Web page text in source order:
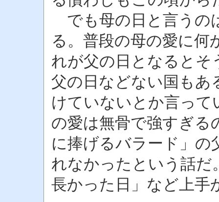
でも母の日と言うの
る。普段の母の愛に何
れが父の日となると
父の日などない国もあ
けていないとか言っ
の愛は無骨で強すぎる
に捧げるバラード」の
れなかったという話だ
長かった日」など上手